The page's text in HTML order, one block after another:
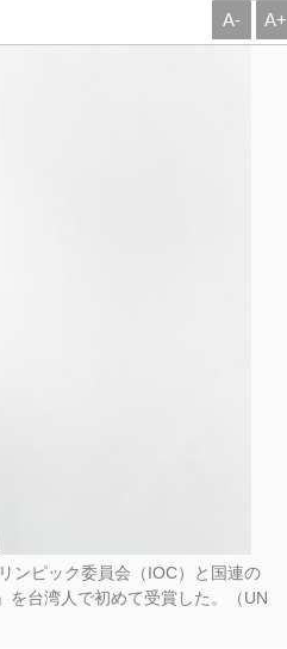
A- A+
ンピック委員会（IOC）と国連の
を台湾人で初めて受賞した。（UN